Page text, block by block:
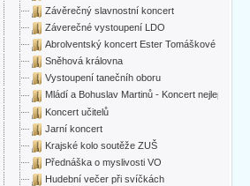
Závěrečný slavnostní koncert
Záverečné vystoupení LDO
Abrolventský koncert Ester Tomáškové
Sněhová královna
Vystoupení tanečníh oboru
Mládí a Bohuslav Martinů - Koncert nejlepších
Koncert učitelů
Jarní koncert
Krajské kolo soutěže ZUŠ
Přednáška o myslivosti VO
Hudební večer při svíčkách